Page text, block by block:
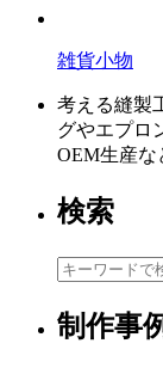
雑貨小物
考える縫製
グやエプロ
OEM生産な
検索
制作事